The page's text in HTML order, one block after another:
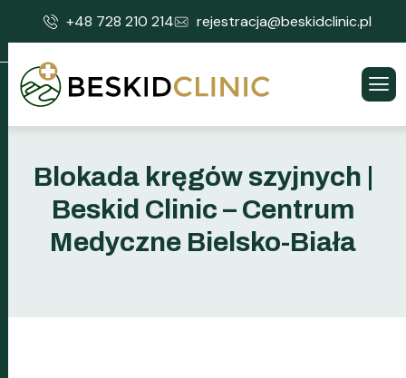
+48 728 210 214 rejestracja@beskidclinic.pl
Blokada kręgów szyjnych |
Beskid Clinic – Centrum
Medyczne Bielsko-Biała